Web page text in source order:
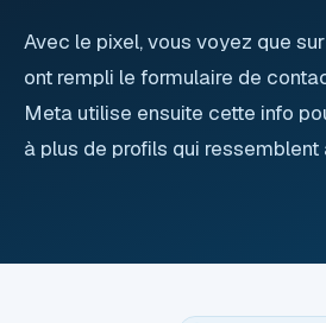
Avec le pixel, vous voyez que
ont rempli le formulaire de
Meta utilise ensuite cette info
à plus de profils qui